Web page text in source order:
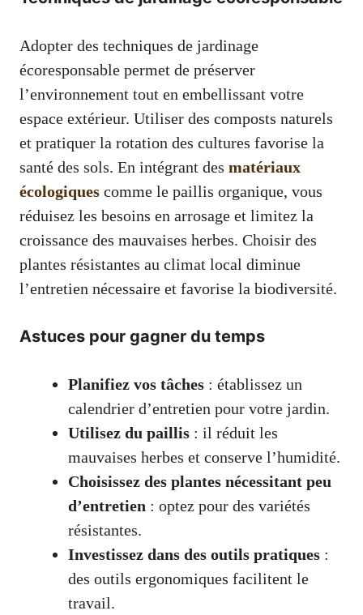
Adopter des techniques de jardinage
écoresponsable permet de préserver
l’environnement tout en embellissant votre
espace extérieur. Utiliser des composts naturels
et pratiquer la rotation des cultures favorise la
santé des sols. En intégrant des matériaux
écologiques comme le paillis organique, vous
réduisez les besoins en arrosage et limitez la
croissance des mauvaises herbes. Choisir des
plantes résistantes au climat local diminue
l’entretien nécessaire et favorise la biodiversité.
Astuces pour gagner du temps
Planifiez vos tâches : établissez un
calendrier d’entretien pour votre jardin.
Utilisez du paillis : il réduit les
mauvaises herbes et conserve l’humidité.
Choisissez des plantes nécessitant peu
d’entretien : optez pour des variétés
résistantes.
Investissez dans des outils pratiques :
des outils ergonomiques facilitent le
travail.